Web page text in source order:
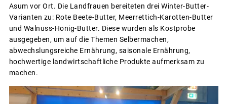
Asum vor Ort. Die Landfrauen bereiteten drei Winter-Butter-
Varianten zu: Rote Beete-Butter, Meerrettich-Karotten-Butter
und Walnuss-Honig-Butter. Diese wurden als Kostprobe
ausgegeben, um auf die Themen Selbermachen,
abwechslungsreiche Ernährung, saisonale Ernährung,
hochwertige landwirtschaftliche Produkte aufmerksam zu
machen.